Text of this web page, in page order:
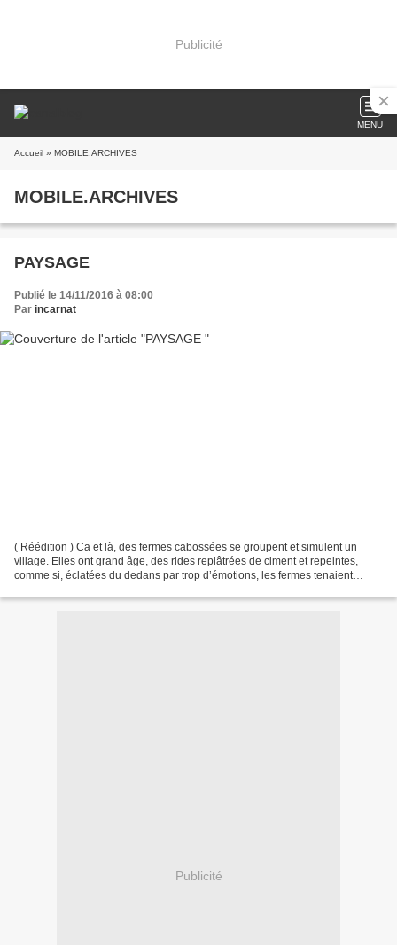
Publicité
MENU
Accueil » MOBILE.ARCHIVES
MOBILE.ARCHIVES
PAYSAGE
Publié le 14/11/2016 à 08:00
Par incarnat
( Réédition ) Ca et là, des fermes cabossées se groupent et simulent un
village. Elles ont grand âge, des rides replâtrées de ciment et repeintes,
comme si, éclatées du dedans par trop d’émotions, les fermes tenaient
Publicité